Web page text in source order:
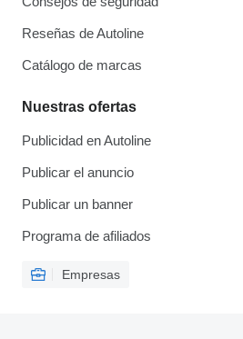
Reseñas de Autoline
Catálogo de marcas
Nuestras ofertas
Publicidad en Autoline
Publicar el anuncio
Publicar un banner
Programa de afiliados
Empresas